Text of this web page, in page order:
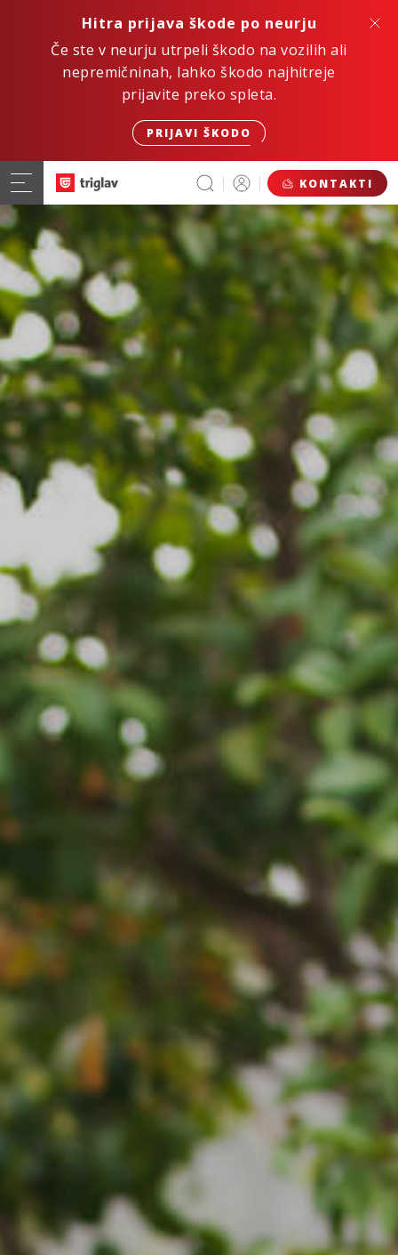
Hitra prijava škode po neurju
Če ste v neurju utrpeli škodo na vozilih ali
nepremičninah, lahko škodo najhitreje
prijavite preko spleta.
PRIJAVI ŠKODO
KONTAKTI